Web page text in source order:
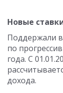
Новые
Поддержали
по
года. С
дохода.